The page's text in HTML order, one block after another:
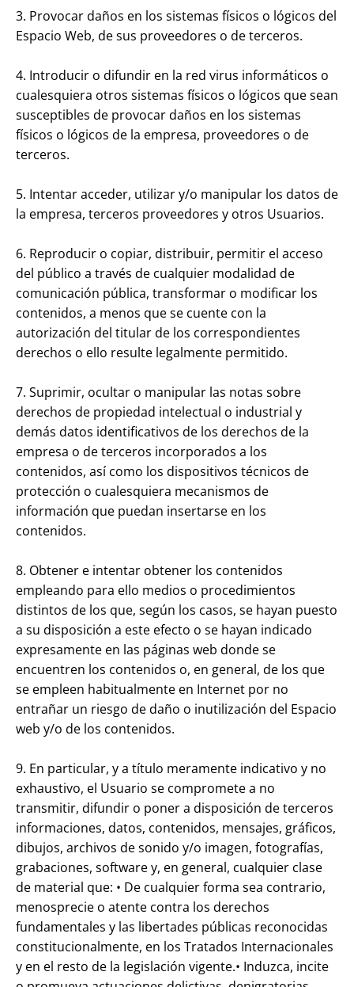
3. Provocar daños en los sistemas físicos o lógicos del
Espacio Web, de sus proveedores o de terceros.
4. Introducir o difundir en la red virus informáticos o
cualesquiera otros sistemas físicos o lógicos que sean
susceptibles de provocar daños en los sistemas
físicos o lógicos de la empresa, proveedores o de
terceros.
5. Intentar acceder, utilizar y/o manipular los datos de
la empresa, terceros proveedores y otros Usuarios.
6. Reproducir o copiar, distribuir, permitir el acceso
del público a través de cualquier modalidad de
comunicación pública, transformar o modificar los
contenidos, a menos que se cuente con la
autorización del titular de los correspondientes
derechos o ello resulte legalmente permitido.
7. Suprimir, ocultar o manipular las notas sobre
derechos de propiedad intelectual o industrial y
demás datos identificativos de los derechos de la
empresa o de terceros incorporados a los
contenidos, así como los dispositivos técnicos de
protección o cualesquiera mecanismos de
información que puedan insertarse en los
contenidos.
8. Obtener e intentar obtener los contenidos
empleando para ello medios o procedimientos
distintos de los que, según los casos, se hayan puesto
a su disposición a este efecto o se hayan indicado
expresamente en las páginas web donde se
encuentren los contenidos o, en general, de los que
se empleen habitualmente en Internet por no
entrañar un riesgo de daño o inutilización del Espacio
web y/o de los contenidos.
9. En particular, y a título meramente indicativo y no
exhaustivo, el Usuario se compromete a no
transmitir, difundir o poner a disposición de terceros
informaciones, datos, contenidos, mensajes, gráficos,
dibujos, archivos de sonido y/o imagen, fotografías,
grabaciones, software y, en general, cualquier clase
de material que: • De cualquier forma sea contrario,
menosprecie o atente contra los derechos
fundamentales y las libertades públicas reconocidas
constitucionalmente, en los Tratados Internacionales
y en el resto de la legislación vigente.• Induzca, incite